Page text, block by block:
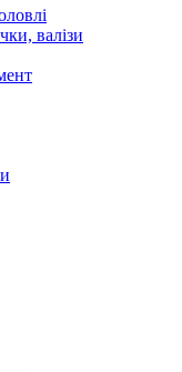
валізи